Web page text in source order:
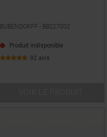
BUBENDORFF - BB227002
Produit indisponible
92 avis